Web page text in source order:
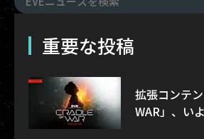
重要な投稿
拡張コンテ
WAR」、い